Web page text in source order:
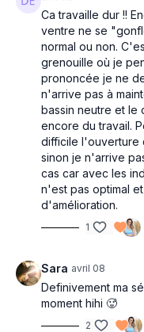
Ca travaille dur !!
ventre ne se
normal ou non.
grenouille où je
prononcée je ne
n'arrive pas à
bassin neutre et le
encore du travail.
difficile l'ouverture
sinon je n'arrive
cas car avec les
n'est pas optimal
d'amélioration.
1
Sara avril 08
Definivement ma
moment hihi 🥵
2